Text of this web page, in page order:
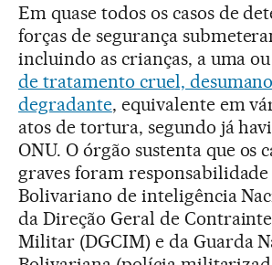
Em quase todos os casos de
forças de segurança
incluindo as crianças, a uma
de tratamento cruel,
degradante, equivalente em
atos de tortura, segundo já
ONU. O órgão sustenta que os
graves foram
Bolivariano de inteligência
da Direção Geral de
Militar (DGCIM) e da Guarda